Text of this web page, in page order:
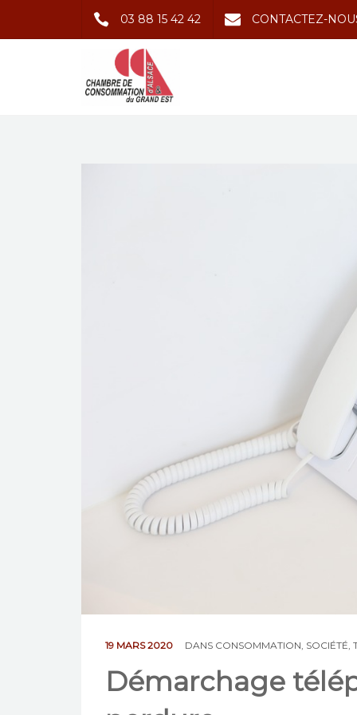
03 88 15 42 42 CONTACTEZ-
19 MARS 2020 DANS CONSOMMATION, SOCIÉTÉ,
Démarchage